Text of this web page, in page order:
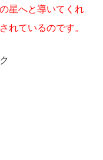
星へと導いてくれ
れているのです。